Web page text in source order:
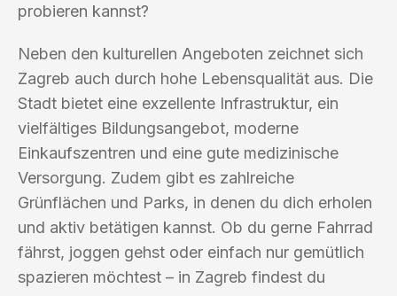
probieren kannst?
Neben den kulturellen Angeboten zeichnet sich
Zagreb auch durch hohe Lebensqualität aus. Die
Stadt bietet eine exzellente Infrastruktur, ein
vielfältiges Bildungsangebot, moderne
Einkaufszentren und eine gute medizinische
Versorgung. Zudem gibt es zahlreiche
Grünflächen und Parks, in denen du dich erholen
und aktiv betätigen kannst. Ob du gerne Fahrrad
fährst, joggen gehst oder einfach nur gemütlich
spazieren möchtest – in Zagreb findest du